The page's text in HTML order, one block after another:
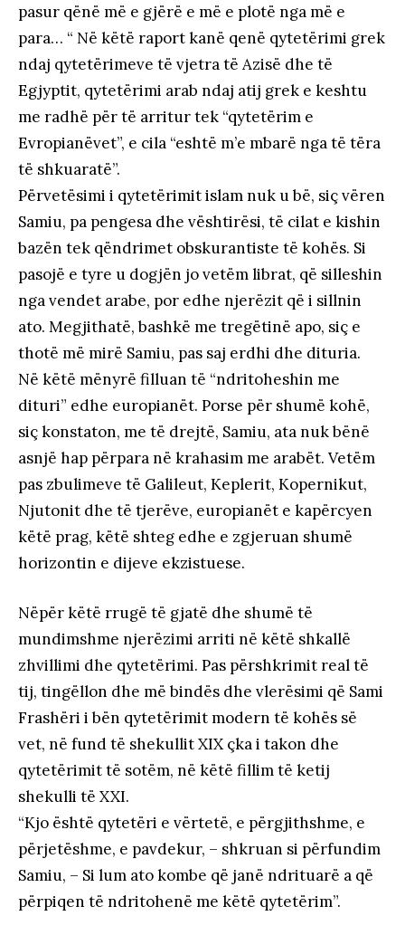
pasur qënë më e gjërë e më e plotë nga më e
para… “ Në këtë raport kanë qenë qytetërimi grek
ndaj qytetërimeve të vjetra të Azisë dhe të
Egjyptit, qytetërimi arab ndaj atij grek e keshtu
me radhë për të arritur tek “qytetërim e
Evropianëvet”, e cila “eshtë m’e mbarë nga të tëra
të shkuaratë”.
Përvetësimi i qytetërimit islam nuk u bë, siç vëren
Samiu, pa pengesa dhe vështirësi, të cilat e kishin
bazën tek qëndrimet obskurantiste të kohës. Si
pasojë e tyre u dogjën jo vetëm librat, që silleshin
nga vendet arabe, por edhe njerëzit që i sillnin
ato. Megjithatë, bashkë me tregëtinë apo, siç e
thotë më mirë Samiu, pas saj erdhi dhe dituria.
Në këtë mënyrë filluan të “ndritoheshin me
dituri” edhe europianët. Porse për shumë kohë,
siç konstaton, me të drejtë, Samiu, ata nuk bënë
asnjë hap përpara në krahasim me arabët. Vetëm
pas zbulimeve të Galileut, Keplerit, Kopernikut,
Njutonit dhe të tjerëve, europianët e kapërcyen
këtë prag, këtë shteg edhe e zgjeruan shumë
horizontin e dijeve ekzistuese.
Nëpër këtë rrugë të gjatë dhe shumë të
mundimshme njerëzimi arriti në këtë shkallë
zhvillimi dhe qytetërimi. Pas përshkrimit real të
tij, tingëllon dhe më bindës dhe vlerësimi që Sami
Frashëri i bën qytetërimit modern të kohës së
vet, në fund të shekullit XIX çka i takon dhe
qytetërimit të sotëm, në këtë fillim të ketij
shekulli të XXI.
“Kjo është qytetëri e vërtetë, e përgjithshme, e
përjetëshme, e pavdekur, – shkruan si përfundim
Samiu, – Si lum ato kombe që janë ndrituarë a që
përpiqen të ndritohenë me këtë qytetërim”.